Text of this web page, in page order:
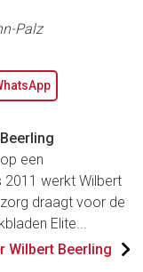
Palz
een
2011 werkt Wilbert
draagt voor de
Elite...
Wilbert Beerling